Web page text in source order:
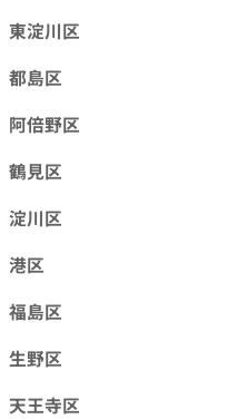
東淀川区
都島区
阿倍野区
鶴見区
淀川区
港区
福島区
生野区
天王寺区